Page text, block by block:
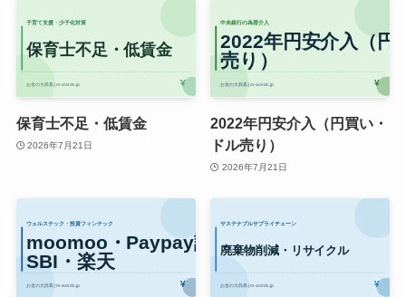
保育士不足・低賃金
2026年7月21日
2022年円安介入（円買い・
ドル売り）
2026年7月21日